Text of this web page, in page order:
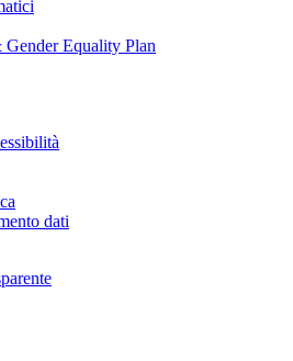
Equality Plan
dati